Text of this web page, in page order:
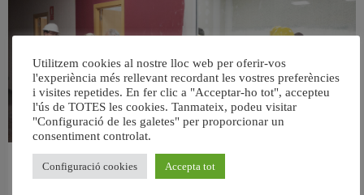
València ultima el nou centre per a persones majors del barri de Sant Antoni
6 agost, 2026
Utilitzem cookies al nostre lloc web per oferir-vos
l'experiència més rellevant recordant les vostres preferències
i visites repetides. En fer clic a "Acceptar-ho tot", accepteu
l'ús de TOTES les cookies. Tanmateix, podeu visitar
"Configuració de les galetes" per proporcionar un
consentiment controlat.
Configuració cookies Accepta tot